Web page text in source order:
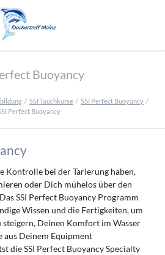
Buoyancy
SSI Tauchkurse
SSI Perfect Buoyancy
Perfect Buoyancy
Kontrolle bei der Tarierung haben,
oder Dich mühelos über den
SSI Perfect Buoyancy Programm
Wissen und die Fertigkeiten, um
steigern, Deinen Komfort im Wasser
aus Deinem Equipment
die SSI Perfect Buoyancy Specialty